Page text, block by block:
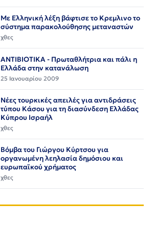
Με Ελληνική λέξη βάφτισε το Κρεμλινο το
σύστημα παρακολούθησης μεταναστών
χθες
ΑΝΤΙΒΙΟΤΙΚΑ - Πρωταθλήτρια και πάλι η
Ελλάδα στην κατανάλωση
25 Ιανουαρίου 2009
Νέες τουρκικές απειλές για αντιδράσεις
τύπου Κάσου για τη διασύνδεση Ελλάδας
Κύπρου Ισραήλ
χθες
Βόμβα του Γιώργου Κύρτσου για
οργανωμένη λεηλασία δημόσιου και
ευρωπαϊκού χρήματος
χθες